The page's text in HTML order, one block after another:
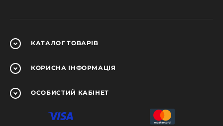
КАТАЛОГ ТОВАРІВ
КОРИСНА ІНФОРМАЦІЯ
ОСОБИСТИЙ КАБІНЕТ